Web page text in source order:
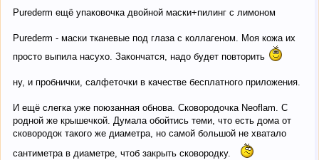
Purederm ещё упаковочка двойной маски+пилинг с лимоном
Purederm - маски тканевые под глаза с коллагеном. Моя кожа их
просто выпила насухо. Закончатся, надо будет повторить
ну, и пробнички, салфеточки в качестве бесплатного приложения.
И ещё слегка уже поюзанная обнова. Сковородочка Neoflam. С
родной же крышечкой. Думала обойтись теми, что есть дома от
сковородок такого же диаметра, но самой большой не хватало
сантиметра в диаметре, чтоб закрыть сковородку.